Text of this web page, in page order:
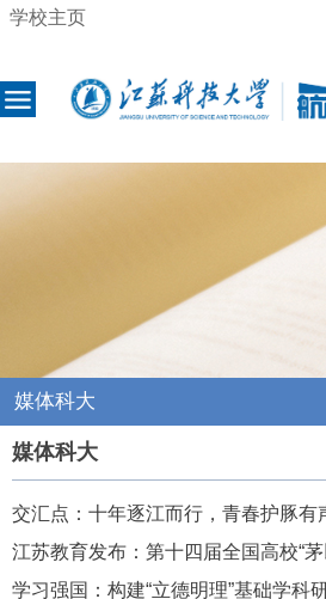
学校主页
媒体科大
媒体科大